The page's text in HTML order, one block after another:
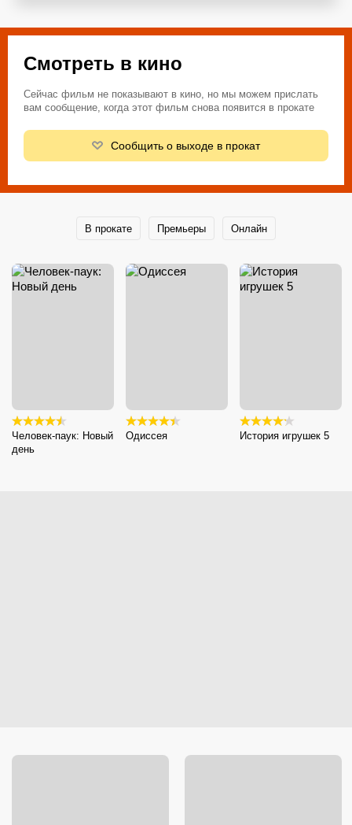
Смотреть в кино
Сейчас фильм не показывают в кино, но мы можем прислать
вам сообщение, когда этот фильм снова появится в прокате
Сообщить о выходе в прокат
В прокате Премьеры Онлайн
Человек-паук: Новый
день
Одиссея История игрушек 5